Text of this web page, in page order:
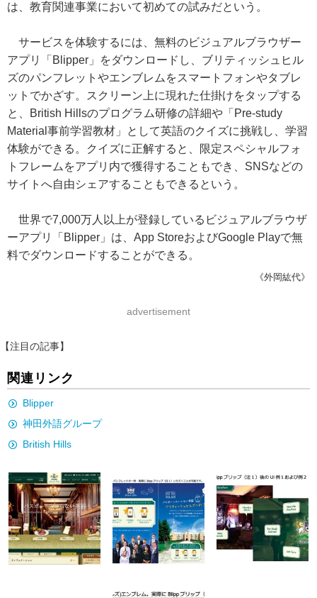
は、教育関連事業において初めての試みだという。
サービスを体験するには、無料のビジュアルブラウザー
アプリ「Blipper」をダウンロードし、ブリティッシュヒル
ズのパンフレットやエンブレムをスマートフォンやタブレ
ットでかざす。スクリーン上に現れた仕掛けをタップする
と、British Hillsのプログラム研修の詳細や「Pre-study
Material事前学習教材」として英語のクイズに挑戦し、学習
体験ができる。クイズに正解すると、限定スペシャルフォ
トフレームをアプリ内で獲得することもでき、SNSなどの
サイトへ自由シェアすることもできるという。
世界で7,000万人以上が登録しているビジュアルブラウザ
ーアプリ「Blipper」は、App StoreおよびGoogle Playで無
料でダウンロードすることができる。
《外岡紘代》
advertisement
【注目の記事】
関連リンク
Blipper
神田外語グループ
British Hills